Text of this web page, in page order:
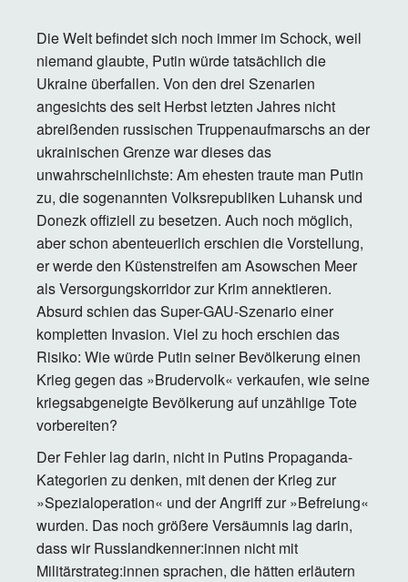
Die Welt befindet sich noch immer im Schock, weil
niemand glaubte, Putin würde tatsächlich die
Ukraine überfallen. Von den drei Szenarien
angesichts des seit Herbst letzten Jahres nicht
abreißenden russischen Truppenaufmarschs an der
ukrainischen Grenze war dieses das
unwahrscheinlichste: Am ehesten traute man Putin
zu, die sogenannten Volksrepubliken Luhansk und
Donezk offiziell zu besetzen. Auch noch möglich,
aber schon abenteuerlich erschien die Vorstellung,
er werde den Küstenstreifen am Asowschen Meer
als Versorgungskorridor zur Krim annektieren.
Absurd schien das Super-GAU-Szenario einer
kompletten Invasion. Viel zu hoch erschien das
Risiko: Wie würde Putin seiner Bevölkerung einen
Krieg gegen das »Brudervolk« verkaufen, wie seine
kriegsabgeneigte Bevölkerung auf unzählige Tote
vorbereiten?
Der Fehler lag darin, nicht in Putins Propaganda-
Kategorien zu denken, mit denen der Krieg zur
»Spezialoperation« und der Angriff zur »Befreiung«
wurden. Das noch größere Versäumnis lag darin,
dass wir Russlandkenner:innen nicht mit
Militärstrateg:innen sprachen, die hätten erläutern